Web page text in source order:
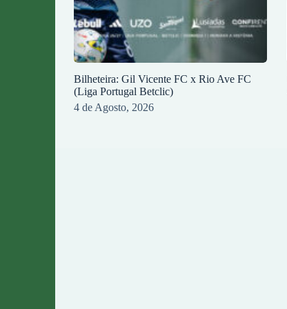
Bilheteira: Gil Vicente FC x Rio Ave FC
(Liga Portugal Betclic)
4 de Agosto, 2026